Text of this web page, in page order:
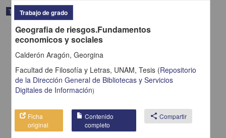
Trabajo de grado
Trabajo de grado
Geografia de riesgos.Fundamentos
economicos y sociales
Calderón Aragón, Georgina
Facultad de Filosofía y Letras, UNAM, Tesis (Repositorio
de la Dirección General de Bibliotecas y Servicios
Digitales de Información)
Ficha
original
Contenido
completo
share Compartir